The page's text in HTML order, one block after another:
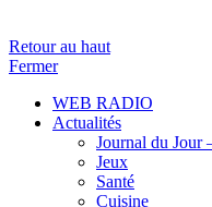
Retour au haut
Fermer
WEB RADIO
Actualités
Journal du Jour
Jeux
Santé
Cuisine